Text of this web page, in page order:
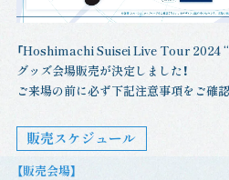
「Hoshimachi Suisei Live Tour 2024
グッズ会場販売が決定しました！
ご来場の前に必ず下記注意事項をご確認
販売スケジュール
【販売会場】